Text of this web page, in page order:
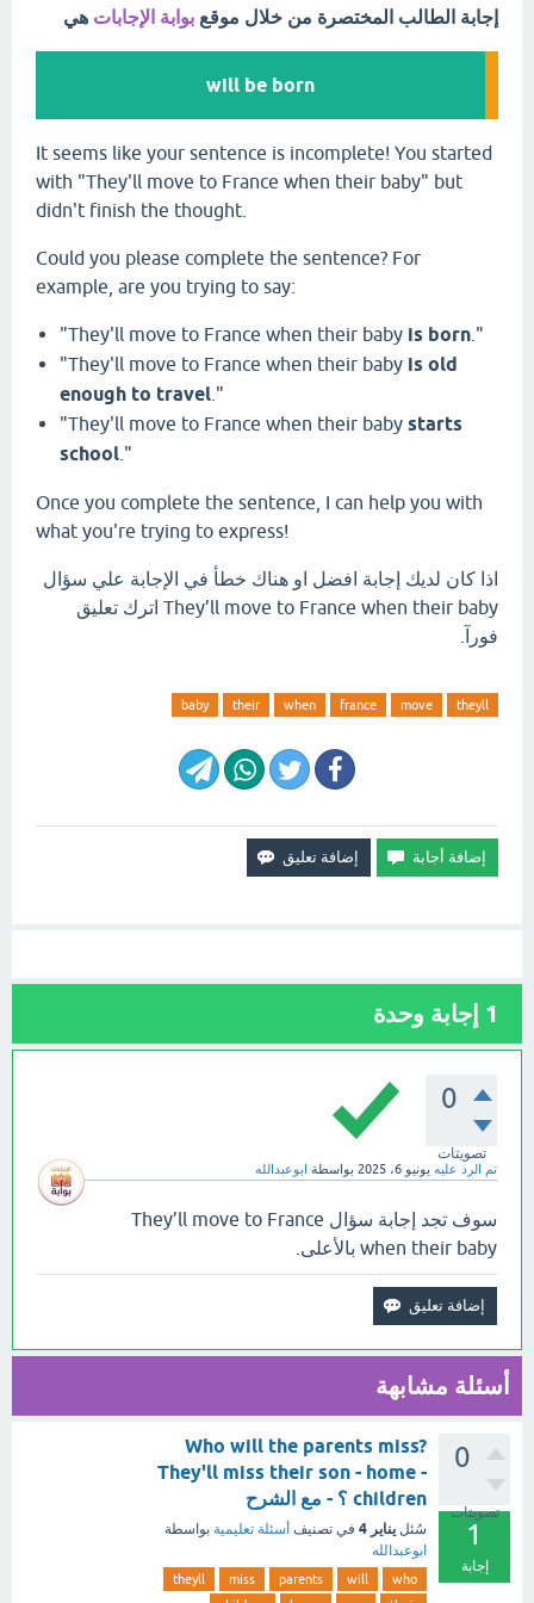
إجابة الطالب المختصرة من خلال موقع بوابة الإجابات هي
will be born
It seems like your sentence is incomplete! You started
with "They'll move to France when their baby" but
didn't finish the thought.
Could you please complete the sentence? For
example, are you trying to say:
"They'll move to France when their baby is born ."
"They'll move to France when their baby is old
enough to travel ."
"They'll move to France when their baby starts
school ."
Once you complete the sentence, I can help you with
what you're trying to express!
اذا كان لديك إجابة افضل او هناك خطأ في الإجابة علي سؤال
They’ll move to France when their baby اترك تعليق
فورآ.
theyll
move
france
when
their
baby
1 إجابة وحدة
0
تصويتات
تم الرد عليه يونيو 6، 2025 بواسطة ابوعبدالله
سوف تجد إجابة سؤال They’ll move to France
when their baby بالأعلى.
أسئلة مشابهة
0
تصويتات
1
إجابة
Who will the parents miss?
They'll miss their son - home -
children ؟ - مع الشرح
سُئل يناير 4 في تصنيف أسئلة تعليمية بواسطة
ابوعبدالله
who
will
parents
miss
theyll